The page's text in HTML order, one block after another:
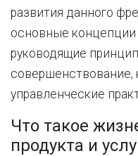
развития данного
основные концепции
руководящие
совершенствование,
управленческие
Что такое
продукта и